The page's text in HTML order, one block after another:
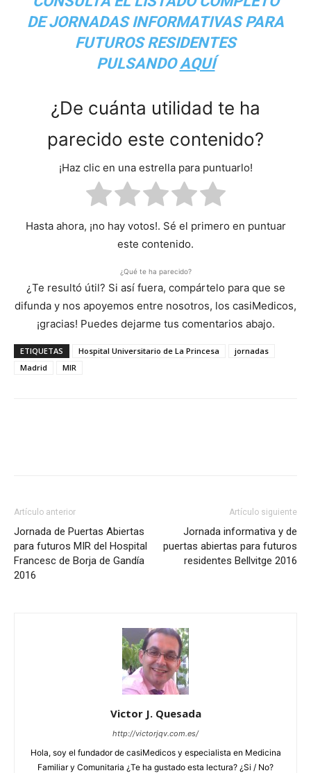
DE JORNADAS INFORMATIVAS PARA
FUTUROS RESIDENTES
PULSANDO AQUÍ
¿De cuánta utilidad te ha
parecido este contenido?
¡Haz clic en una estrella para puntuarlo!
Hasta ahora, ¡no hay votos!. Sé el primero en puntuar
este contenido.
¿Qué te ha parecido?
¿Te resultó útil? Si así fuera, compártelo para que se
difunda y nos apoyemos entre nosotros, los casiMedicos,
¡gracias! Puedes dejarme tus comentarios abajo.
ETIQUETAS Hospital Universitario de La Princesa
jornadas
Madrid
MIR
Artículo anterior
Jornada de Puertas Abiertas
para futuros MIR del Hospital
Francesc de Borja de Gandía
2016
Artículo siguiente
Jornada informativa y de
puertas abiertas para futuros
residentes Bellvitge 2016
Victor J. Quesada
http://victorjqv.com.es/
Hola, soy el fundador de casiMedicos y especialista en Medicina
Familiar y Comunitaria ¿Te ha gustado esta lectura? ¿Si / No?